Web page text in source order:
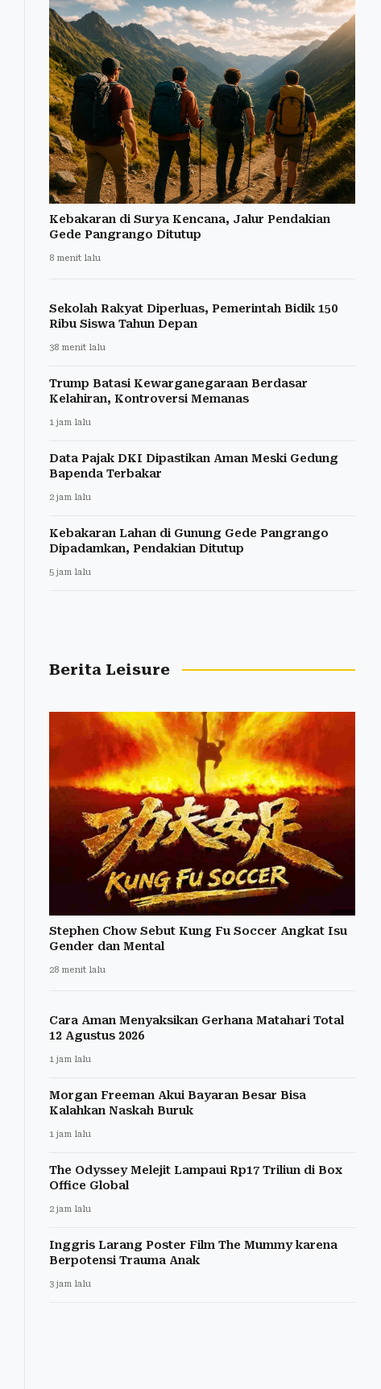
Kebakaran di Surya Kencana, Jalur Pendakian
Gede Pangrango Ditutup
8 menit lalu
Sekolah Rakyat Diperluas, Pemerintah Bidik 150
Ribu Siswa Tahun Depan
38 menit lalu
Trump Batasi Kewarganegaraan Berdasar
Kelahiran, Kontroversi Memanas
1 jam lalu
Data Pajak DKI Dipastikan Aman Meski Gedung
Bapenda Terbakar
2 jam lalu
Kebakaran Lahan di Gunung Gede Pangrango
Dipadamkan, Pendakian Ditutup
5 jam lalu
Berita Leisure
Stephen Chow Sebut Kung Fu Soccer Angkat Isu
Gender dan Mental
28 menit lalu
Cara Aman Menyaksikan Gerhana Matahari Total
12 Agustus 2026
1 jam lalu
Morgan Freeman Akui Bayaran Besar Bisa
Kalahkan Naskah Buruk
1 jam lalu
The Odyssey Melejit Lampaui Rp17 Triliun di Box
Office Global
2 jam lalu
Inggris Larang Poster Film The Mummy karena
Berpotensi Trauma Anak
3 jam lalu